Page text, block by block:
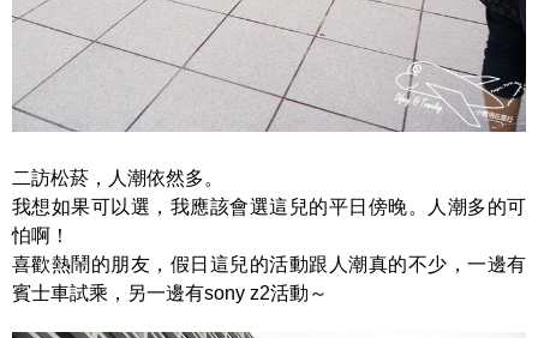
二訪松菸，人潮依然多。
我想如果可以選，我應該會選這兒的平日傍晚。人潮多的可
怕啊！
喜歡熱鬧的朋友，假日這兒的活動跟人潮真的不少，一邊有
賓士車試乘，另一邊有sony z2活動～